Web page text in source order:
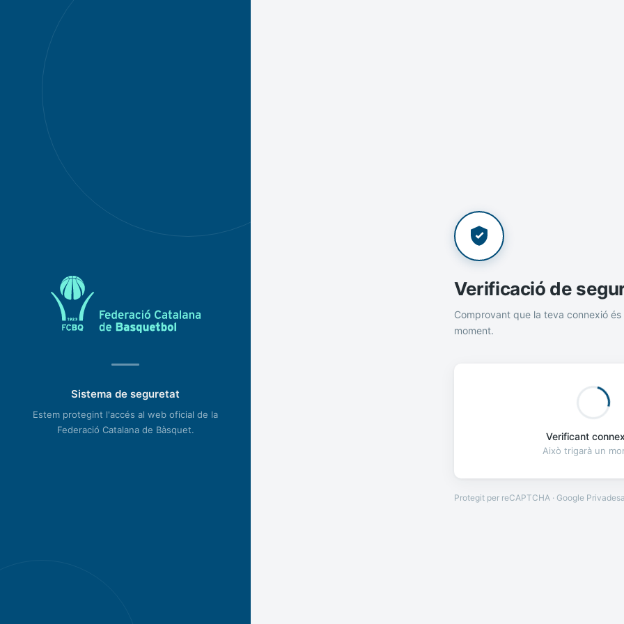
Sistema de seguretat
Estem protegint l'accés al web oficial de la
Federació Catalana de Bàsquet.
Verificació de
Comprovant que la teva connexió és
moment.
Verificant
Això trigarà un
Protegit per reCAPTCHA · Google Privadesa